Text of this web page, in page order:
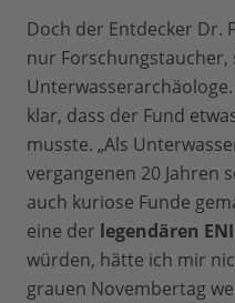
Doch der Entdecker Dr.
nur Forschungstaucher,
klar, dass der Fund
musste. „Als
vergangenen 20 Jahren
auch kuriose Funde
eine der legendären
würden, hätte ich mir
grauen Novembertag